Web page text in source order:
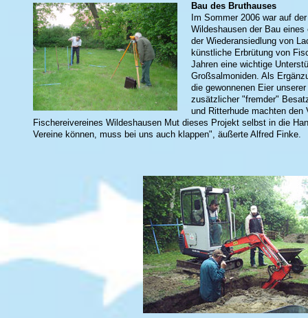
Bau des Bruthauses
Im Sommer 2006 war auf
Wildeshausen der Bau
der Wiederansiedlung von
künstliche Erbrütung von
Jahren eine wichtige
Großsalmoniden. Als
die gewonnenen Eier
zusätzlicher "fremder"
und Ritterhude machten den
Fischereivereines Wildeshausen Mut dieses Projekt selbst in die
Vereine können, muss bei uns auch klappen", äußerte Alfred Finke.